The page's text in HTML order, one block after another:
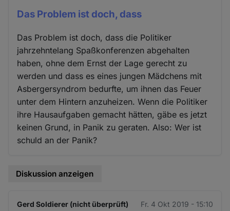
Das Problem ist doch, dass
Das Problem ist doch, dass die Politiker
jahrzehntelang Spaßkonferenzen abgehalten
haben, ohne dem Ernst der Lage gerecht zu
werden und dass es eines jungen Mädchens mit
Asbergersyndrom bedurfte, um ihnen das Feuer
unter dem Hintern anzuheizen. Wenn die Politiker
ihre Hausaufgaben gemacht hätten, gäbe es jetzt
keinen Grund, in Panik zu geraten. Also: Wer ist
schuld an der Panik?
Diskussion anzeigen
Gerd Soldierer (nicht überprüft) Fr. 4 Okt 2019 - 15:10